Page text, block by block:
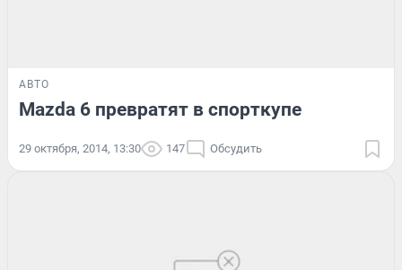
АВТО
Mazda 6 превратят в спорткупе
29 октября, 2014, 13:30 147 Обсудить